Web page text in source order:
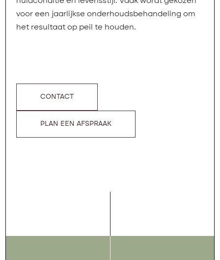
voor een jaarlijkse onderhoudsbehandeling om
het resultaat op peil te houden.
CONTACT
PLAN EEN AFSPRAAK